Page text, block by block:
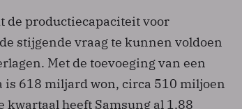
de productiecapaciteit voor
stijgende vraag te kunnen voldoen
Met de toevoeging van een
618 miljard won, circa 510 miljoen
kwartaal heeft Samsung al 1,88